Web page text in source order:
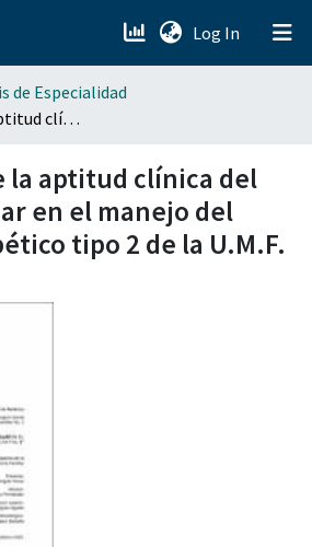
Log In (current)
de Especialidad
Evaluación de la aptitud clínica del médico familiar en el manejo del paciente diabético tipo 2 de la U.M.F. No. 2
la aptitud clínica del
en el manejo del
tipo 2 de la U.M.F.